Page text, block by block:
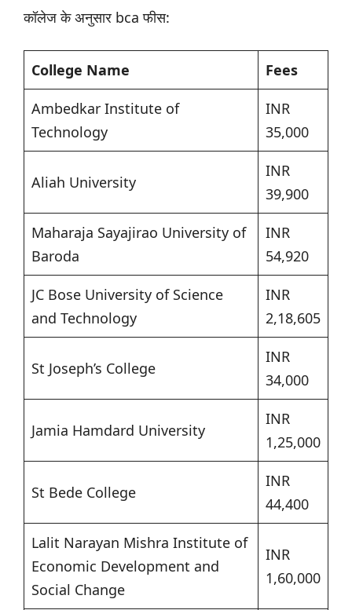
कॉलेज के अनुसार bca फीस:
College Name Fees
Ambedkar Institute of
Technology
INR
35,000
Aliah University
INR
39,900
Maharaja Sayajirao University of
Baroda
INR
54,920
JC Bose University of Science
and Technology
INR
2,18,605
St Joseph’s College
INR
34,000
Jamia Hamdard University
INR
1,25,000
St Bede College
INR
44,400
Lalit Narayan Mishra Institute of
Economic Development and
Social Change
INR
1,60,000